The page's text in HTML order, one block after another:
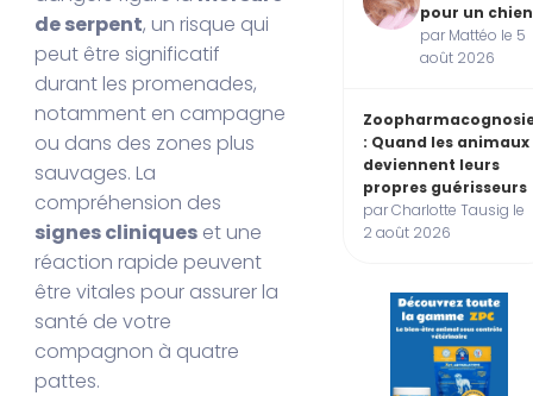
de serpent, un risque qui
peut être significatif
durant les promenades,
notamment en campagne
ou dans des zones plus
sauvages. La
compréhension des
signes cliniques et une
réaction rapide peuvent
être vitales pour assurer la
santé de votre
compagnon à quatre
pattes.
pour un chien
par Mattéo le 5
août 2026
: Quand les animaux
deviennent leurs
propres guérisseurs
par Charlotte Tausig le
2 août 2026